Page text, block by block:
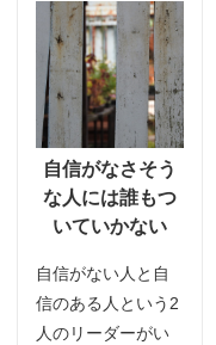
自信がなさそう
な人には誰もつ
いていかない
自信がない人と自
信のある人という2
人のリーダーがい